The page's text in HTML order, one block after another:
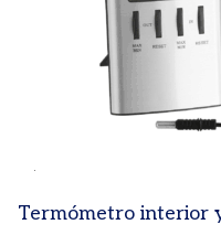
Termómetro interior